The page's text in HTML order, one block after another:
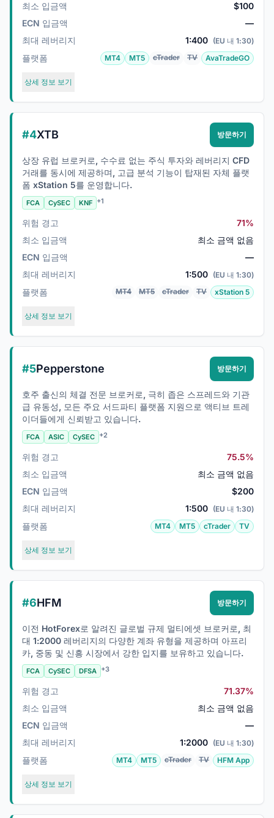
최소 입금액
$100
ECN 입금액
—
최대 레버리지
1:400 (EU 내 1:30)
플랫폼 MT4 MT5 cTrader TV AvaTradeGO
상세 정보 보기
#4XTB 방문하기
상장 유럽 브로커로, 수수료 없는 주식 투자와 레버리지 CFD
거래를 동시에 제공하며, 고급 분석 기능이 탑재된 자체 플랫
폼 xStation 5를 운영합니다.
FCA CySEC KNF +1
위험 경고
71%
최소 입금액
최소 금액 없음
ECN 입금액
—
최대 레버리지
1:500 (EU 내 1:30)
플랫폼 MT4 MT5 cTrader TV xStation 5
상세 정보 보기
#5Pepperstone 방문하기
호주 출신의 체결 전문 브로커로, 극히 좁은 스프레드와 기관
급 유동성, 모든 주요 서드파티 플랫폼 지원으로 액티브 트레
이더들에게 신뢰받고 있습니다.
FCA ASIC CySEC +2
위험 경고
75.5%
최소 입금액
최소 금액 없음
ECN 입금액
$200
최대 레버리지
1:500 (EU 내 1:30)
플랫폼 MT4 MT5 cTrader TV
상세 정보 보기
#6HFM 방문하기
이전 HotForex로 알려진 글로벌 규제 멀티에셋 브로커로, 최
대 1:2000 레버리지의 다양한 계좌 유형을 제공하며 아프리
카, 중동 및 신흥 시장에서 강한 입지를 보유하고 있습니다.
FCA CySEC DFSA +3
위험 경고
71.37%
최소 입금액
최소 금액 없음
ECN 입금액
—
최대 레버리지
1:2000 (EU 내 1:30)
플랫폼 MT4 MT5 cTrader TV HFM App
상세 정보 보기